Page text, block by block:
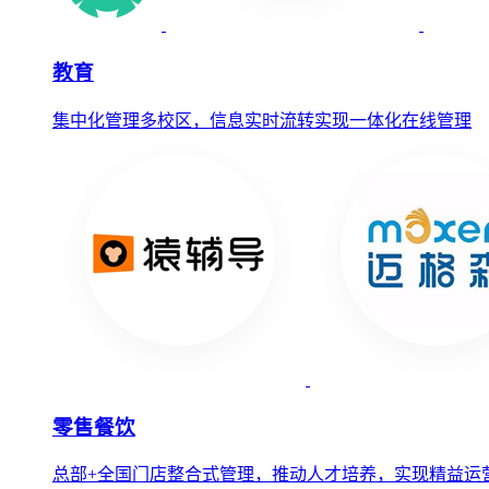
教育
集中化管理多校区，信息实时流转实现一体化在线管理
零售餐饮
总部+全国门店整合式管理，推动人才培养，实现精益运